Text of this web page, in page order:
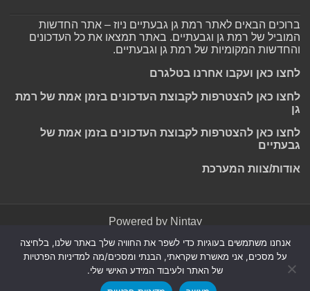
ברוכים הבאים לאתר רמת גן גבעתיים ניוז – אתר החדשות
המוביל של רמת גן וגבעתיים. באתר תמצאו את כל העדכונים
והחדשות המקומיות של רמת גן וגבעתיים.
לחצו כאן ועקבו אחרנו בטלגרם
לחצו כאן להצטרפות לקבוצת העדכונים בזמן אמת של רמת
גן
לחצו כאן להצטרפות לקבוצת העדכונים בזמן אמת של
גבעתיים
אודות/צוות המערכת
Powered by Nintay
© כל הזכויות שמורות 2026, רמת גן גבעתיים ניוז. הצהרת נגישות
חדשות בת ים-חולון| חדשות רמת גן-גבעתיים|חדשות בקעת אונו
תקנון אתר ומדיניות פרטיות
אנחנו משתמשים בעוגיות כדי לשפר את החוויה שלך באתר שלנו, בלחיצה
על מסכים, אני מאשרת שקראתי, הבנתי ומסכים/מה למדיניות הפרטיות
של האתר ולעיבוד המידע האישי שלי.